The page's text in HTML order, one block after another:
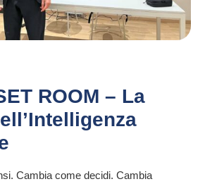
ROOM – La
Cambia come decidi. Cambia